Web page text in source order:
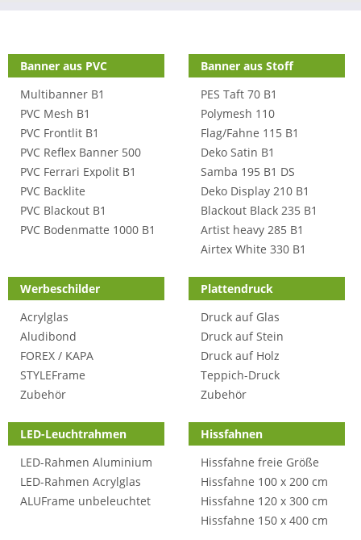
Banner aus PVC
Multibanner B1
PVC Mesh B1
PVC Frontlit B1
PVC Reflex Banner 500
PVC Ferrari Expolit B1
PVC Backlite
PVC Blackout B1
PVC Bodenmatte 1000 B1
Banner aus Stoff
PES Taft 70 B1
Polymesh 110
Flag/Fahne 115 B1
Deko Satin B1
Samba 195 B1 DS
Deko Display 210 B1
Blackout Black 235 B1
Artist heavy 285 B1
Airtex White 330 B1
Werbeschilder
Acrylglas
Aludibond
FOREX / KAPA
STYLEFrame
Zubehör
Plattendruck
Druck auf Glas
Druck auf Stein
Druck auf Holz
Teppich-Druck
Zubehör
LED-Leuchtrahmen
LED-Rahmen Aluminium
LED-Rahmen Acrylglas
ALUFrame unbeleuchtet
Hissfahnen
Hissfahne freie Größe
Hissfahne 100 x 200 cm
Hissfahne 120 x 300 cm
Hissfahne 150 x 400 cm